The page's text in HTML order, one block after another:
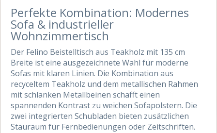
Perfekte Kombination: Modernes
Sofa & industrieller
Wohnzimmertisch
Der Felino Beistelltisch aus Teakholz mit 135 cm
Breite ist eine ausgezeichnete Wahl für moderne
Sofas mit klaren Linien. Die Kombination aus
recyceltem Teakholz und dem metallischen Rahmen
mit schlanken Metallbeinen schafft einen
spannenden Kontrast zu weichen Sofapolstern. Die
zwei integrierten Schubladen bieten zusätzlichen
Stauraum für Fernbedienungen oder Zeitschriften.